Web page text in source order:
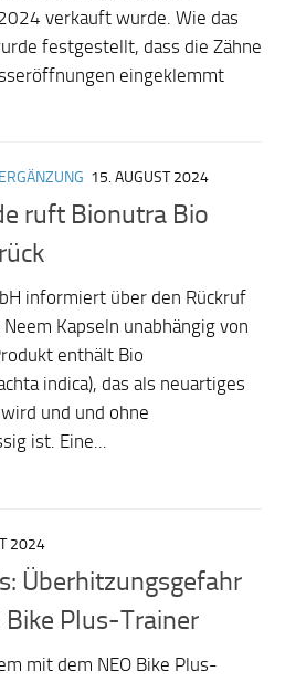
verkauft wurde. Wie das
festgestellt, dass die Zähne
eingeklemmt
15. AUGUST 2024
ruft Bionutra Bio
informiert über den Rückruf
Kapseln unabhängig von
enthält Bio
indica), das als neuartiges
und und ohne
ist. Eine...
2024
Überhitzungsgefahr
Bike Plus-Trainer
mit dem NEO Bike Plus-